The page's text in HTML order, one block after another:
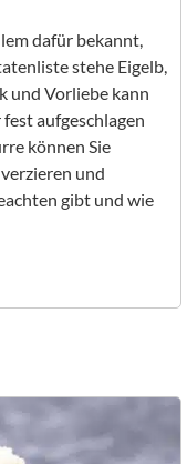
dafür bekannt,
stehe Eigelb,
und Vorliebe kann
aufgeschlagen
können Sie
und
gibt und wie